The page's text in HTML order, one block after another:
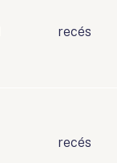
recés
recés